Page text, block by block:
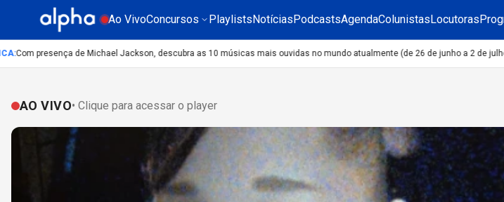
Ao VivoConcursos PlaylistsNotíciasPodcastsAgendaColunistasLocutoras
presença de Michael Jackson, descubra as 10 músicas mais ouvidas no mundo atualmente (de 26 de junho a 2 de julho)
AO VIVO• Clique para acessar o player